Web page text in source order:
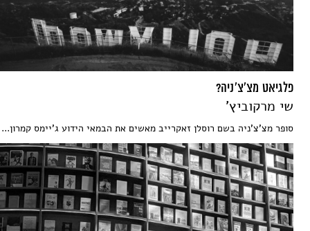
פלגיאט מצ'צ'ניה?
שי מרקוביץ'
סופר מצ'צ'ניה בשם רוסלן זאקרייב מאשים את הבמאי הידוע ג'יימס קמרון...